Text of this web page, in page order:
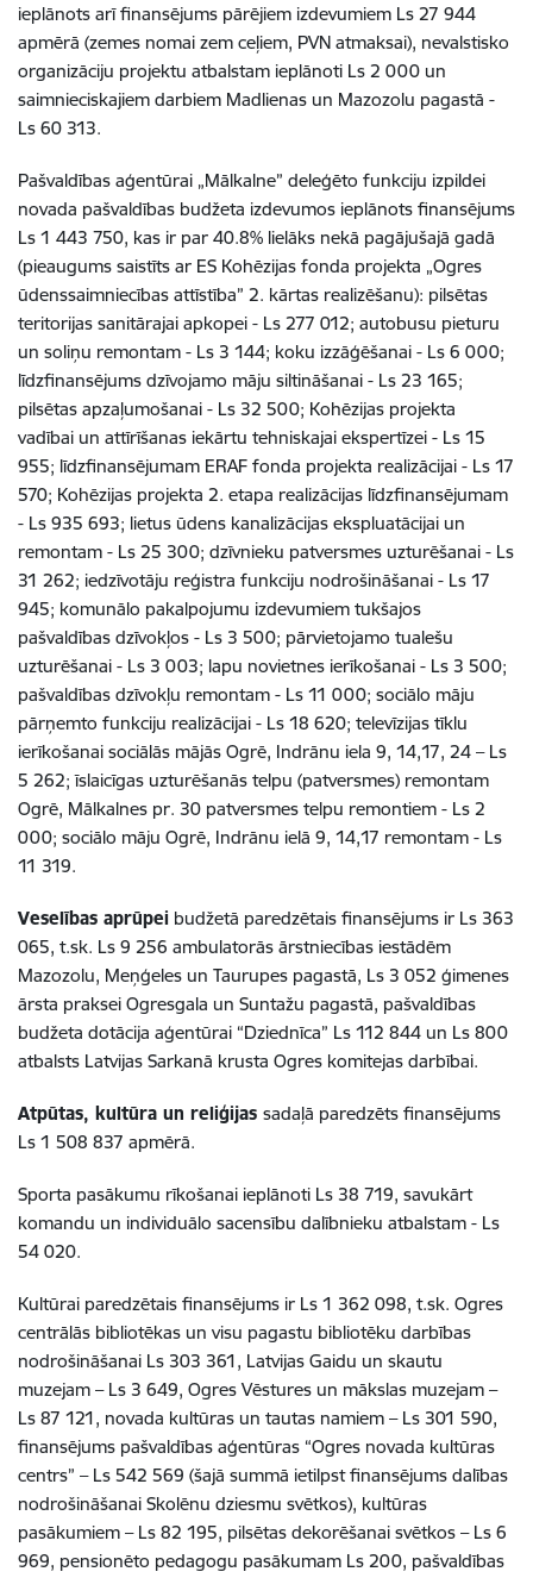
ieplānots arī finansējums pārējiem izdevumiem Ls 27 944
apmērā (zemes nomai zem ceļiem, PVN atmaksai), nevalstisko
organizāciju projektu atbalstam ieplānoti Ls 2 000 un
saimnieciskajiem darbiem Madlienas un Mazozolu pagastā -
Ls 60 313.
Pašvaldības aģentūrai „Mālkalne” deleģēto funkciju izpildei
novada pašvaldības budžeta izdevumos ieplānots finansējums
Ls 1 443 750, kas ir par 40.8% lielāks nekā pagājušajā gadā
(pieaugums saistīts ar ES Kohēzijas fonda projekta „Ogres
ūdenssaimniecības attīstība” 2. kārtas realizēšanu): pilsētas
teritorijas sanitārajai apkopei - Ls 277 012; autobusu pieturu
un soliņu remontam - Ls 3 144; koku izzāģēšanai - Ls 6 000;
līdzfinansējums dzīvojamo māju siltināšanai - Ls 23 165;
pilsētas apzaļumošanai - Ls 32 500; Kohēzijas projekta
vadībai un attīrīšanas iekārtu tehniskajai ekspertīzei - Ls 15
955; līdzfinansējumam ERAF fonda projekta realizācijai - Ls 17
570; Kohēzijas projekta 2. etapa realizācijas līdzfinansējumam
- Ls 935 693; lietus ūdens kanalizācijas ekspluatācijai un
remontam - Ls 25 300; dzīvnieku patversmes uzturēšanai - Ls
31 262; iedzīvotāju reģistra funkciju nodrošināšanai - Ls 17
945; komunālo pakalpojumu izdevumiem tukšajos
pašvaldības dzīvokļos - Ls 3 500; pārvietojamo tualešu
uzturēšanai - Ls 3 003; lapu novietnes ierīkošanai - Ls 3 500;
pašvaldības dzīvokļu remontam - Ls 11 000; sociālo māju
pārņemto funkciju realizācijai - Ls 18 620; televīzijas tīklu
ierīkošanai sociālās mājās Ogrē, Indrānu iela 9, 14,17, 24 – Ls
5 262; īslaicīgas uzturēšanās telpu (patversmes) remontam
Ogrē, Mālkalnes pr. 30 patversmes telpu remontiem - Ls 2
000; sociālo māju Ogrē, Indrānu ielā 9, 14,17 remontam - Ls
11 319.
Veselības aprūpei budžetā paredzētais finansējums ir Ls 363
065, t.sk. Ls 9 256 ambulatorās ārstniecības iestādēm
Mazozolu, Meņģeles un Taurupes pagastā, Ls 3 052 ģimenes
ārsta praksei Ogresgala un Suntažu pagastā, pašvaldības
budžeta dotācija aģentūrai “Dziednīca” Ls 112 844 un Ls 800
atbalsts Latvijas Sarkanā krusta Ogres komitejas darbībai.
Atpūtas, kultūra un reliģijas sadaļā paredzēts finansējums
Ls 1 508 837 apmērā.
Sporta pasākumu rīkošanai ieplānoti Ls 38 719, savukārt
komandu un individuālo sacensību dalībnieku atbalstam - Ls
54 020.
Kultūrai paredzētais finansējums ir Ls 1 362 098, t.sk. Ogres
centrālās bibliotēkas un visu pagastu bibliotēku darbības
nodrošināšanai Ls 303 361, Latvijas Gaidu un skautu
muzejam – Ls 3 649, Ogres Vēstures un mākslas muzejam –
Ls 87 121, novada kultūras un tautas namiem – Ls 301 590,
finansējums pašvaldības aģentūras “Ogres novada kultūras
centrs” – Ls 542 569 (šajā summā ietilpst finansējums dalības
nodrošināšanai Skolēnu dziesmu svētkos), kultūras
pasākumiem – Ls 82 195, pilsētas dekorēšanai svētkos – Ls 6
969, pensionēto pedagogu pasākumam Ls 200, pašvaldības